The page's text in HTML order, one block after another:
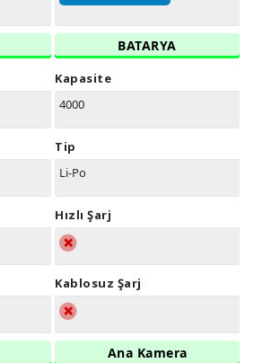
BATARYA
Kapasite
4000
Tip
Li-Po
Hızlı Şarj
Kablosuz Şarj
Ana Kamera